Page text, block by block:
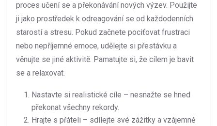
proces učení se a překonávání nových výzev. Použijte
ji jako prostředek k odreagování se od každodenních
starostí a stresu. Pokud začnete pociťovat frustraci
nebo nepříjemné emoce, udělejte si přestávku a
věnujte se jiné aktivitě. Pamatujte si, že cílem je bavit
se a relaxovat.
Nastavte si realistické cíle – nesnažte se hned
překonat všechny rekordy.
Hrajte s přáteli – sdílejte své zážitky a vzájemně